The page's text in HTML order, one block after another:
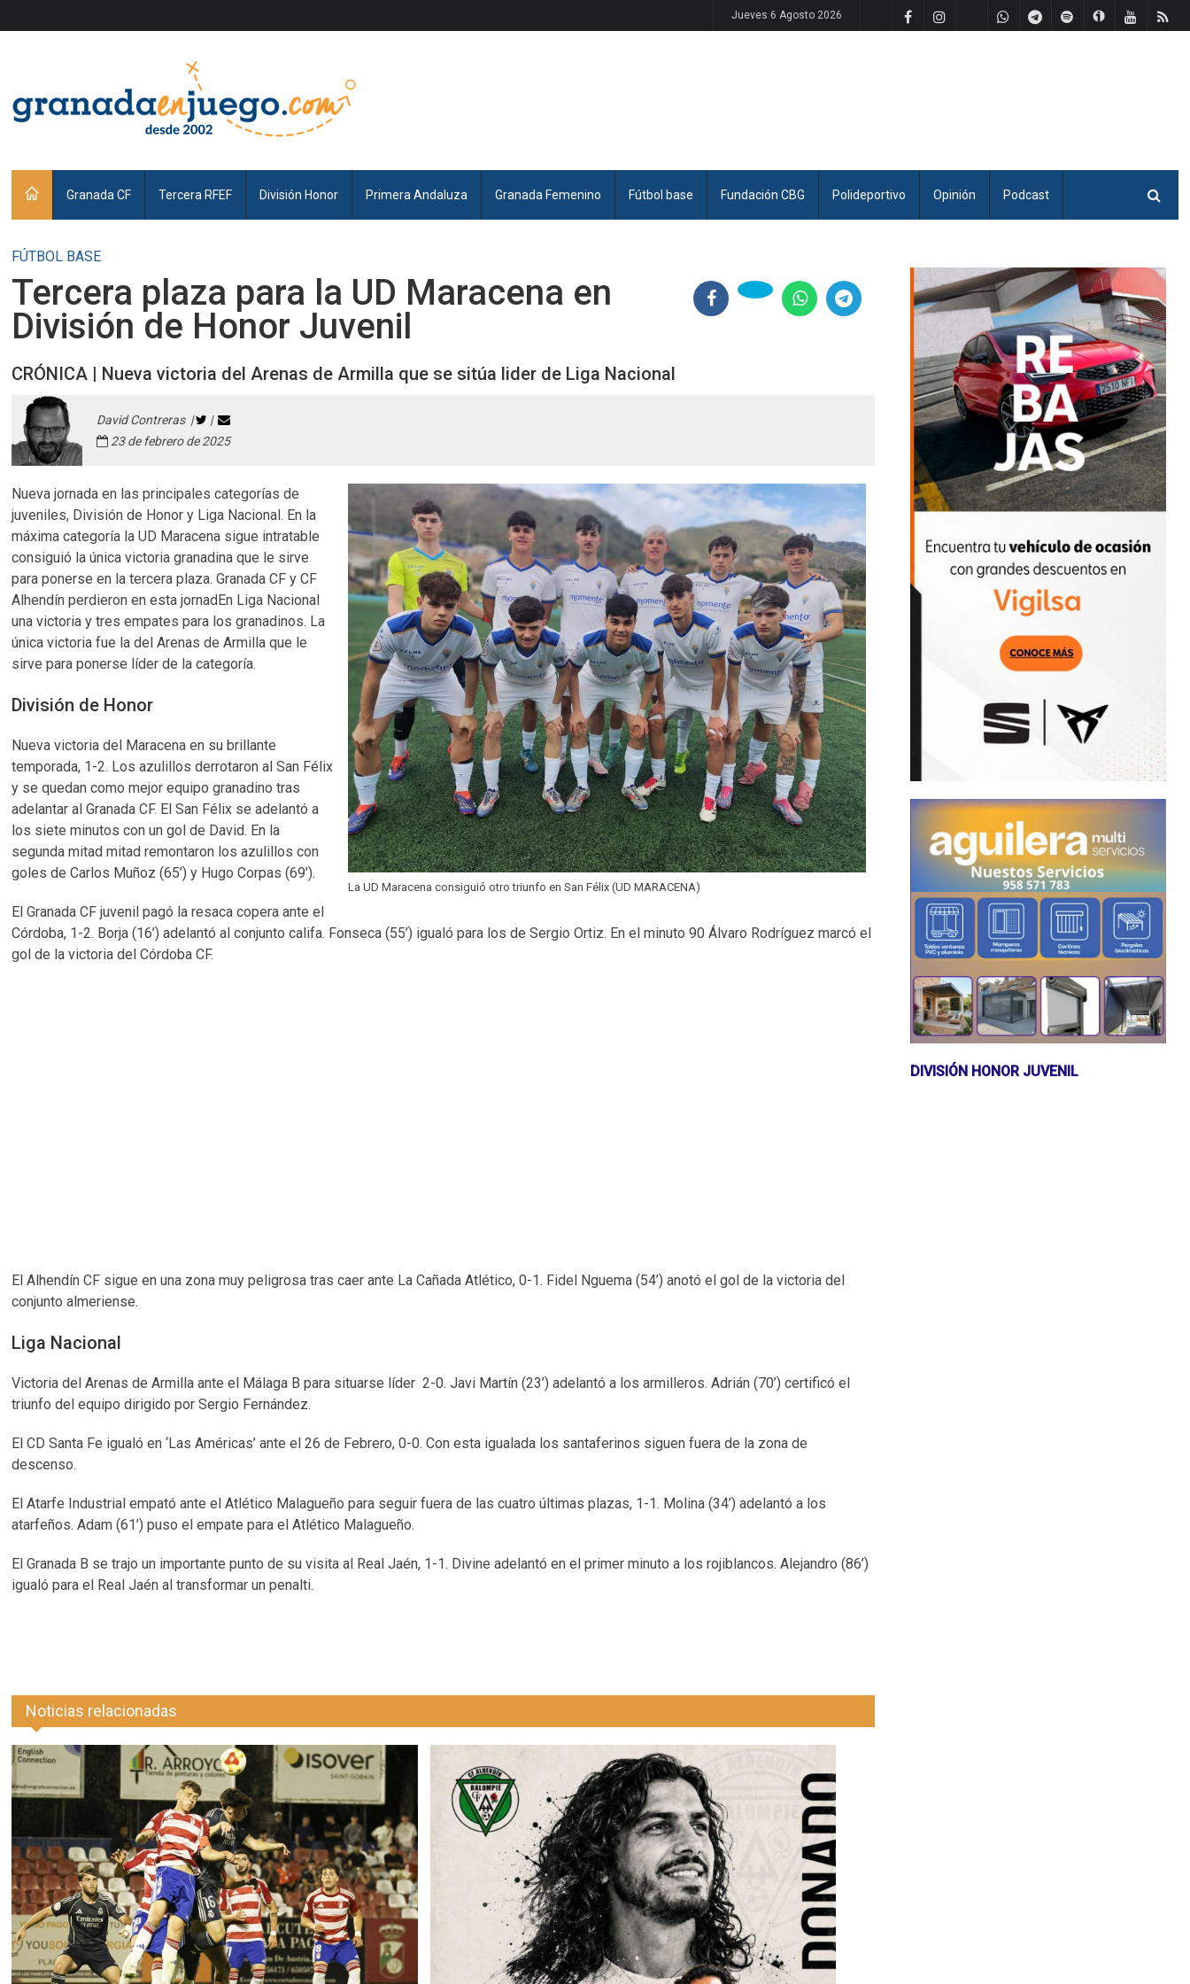
Jueves 6 Agosto 2026
Granada CF Tercera RFEF División Honor Primera Andaluza Granada Femenino Fútbol base Fundación CBG Polideportivo Opinión Podcast
FÚTBOL BASE
Tercera plaza para la UD Maracena en
División de Honor Juvenil
CRÓNICA | Nueva victoria del Arenas de Armilla que se sitúa lider de Liga Nacional
David Contreras |
|
23 de febrero de 2025
La UD Maracena consiguió otro triunfo en San Félix (UD MARACENA)
Nueva jornada en las principales categorías de
juveniles, División de Honor y Liga Nacional. En la
máxima categoría la UD Maracena sigue intratable
consiguió la única victoria granadina que le sirve
para ponerse en la tercera plaza. Granada CF y CF
Alhendín perdieron en esta jornadEn Liga Nacional
una victoria y tres empates para los granadinos. La
única victoria fue la del Arenas de Armilla que le
sirve para ponerse líder de la categoría.
División de Honor
Nueva victoria del Maracena en su brillante
temporada, 1-2. Los azulillos derrotaron al San Félix
y se quedan como mejor equipo granadino tras
adelantar al Granada CF. El San Félix se adelantó a
los siete minutos con un gol de David. En la
segunda mitad mitad remontaron los azulillos con
goles de Carlos Muñoz (65’) y Hugo Corpas (69’).
El Granada CF juvenil pagó la resaca copera ante el
Córdoba, 1-2. Borja (16’) adelantó al conjunto califa. Fonseca (55’) igualó para los de Sergio Ortiz. En el minuto 90 Álvaro Rodríguez marcó el
gol de la victoria del Córdoba CF.
El Alhendín CF sigue en una zona muy peligrosa tras caer ante La Cañada Atlético, 0-1. Fidel Nguema (54’) anotó el gol de la victoria del
conjunto almeriense.
Liga Nacional
Victoria del Arenas de Armilla ante el Málaga B para situarse líder 2-0. Javi Martín (23’) adelantó a los armilleros. Adrián (70’) certificó el
triunfo del equipo dirigido por Sergio Fernández.
El CD Santa Fe igualó en ‘Las Américas’ ante el 26 de Febrero, 0-0. Con esta igualada los santaferinos siguen fuera de la zona de
descenso.
El Atarfe Industrial empató ante el Atlético Malagueño para seguir fuera de las cuatro últimas plazas, 1-1. Molina (34’) adelantó a los
atarfeños. Adam (61’) puso el empate para el Atlético Malagueño.
El Granada B se trajo un importante punto de su visita al Real Jaén, 1-1. Divine adelantó en el primer minuto a los rojiblancos. Alejandro (86’)
igualó para el Real Jaén al transformar un penalti.
Noticias relacionadas
DIVISIÓN HONOR JUVENIL